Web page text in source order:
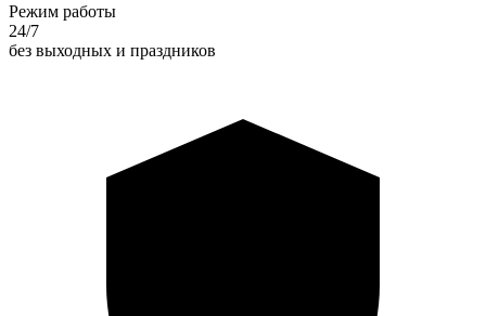
Режим работы
24/7
без выходных и праздников